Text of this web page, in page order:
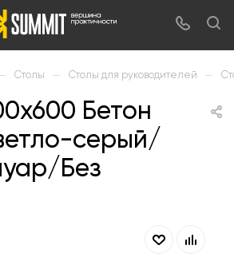
Столы — Столы для руководителей —
Бетон
серый/
Без